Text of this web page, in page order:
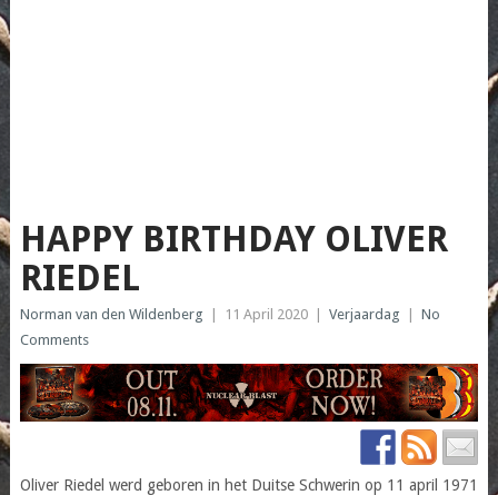
HAPPY BIRTHDAY OLIVER
RIEDEL
Norman van den Wildenberg 11 April 2020 Verjaardag
No
Comments
Oliver Riedel werd geboren in het Duitse Schwerin op 11 april 1971